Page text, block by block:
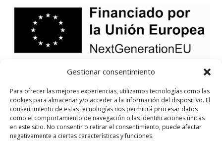
Gestionar consentimiento
Para ofrecer las mejores experiencias, utilizamos tecnologías como las
cookies para almacenar y/o acceder a la información del dispositivo. El
consentimiento de estas tecnologías nos permitirá procesar datos
como el comportamiento de navegación o las identificaciones únicas
en este sitio. No consentir o retirar el consentimiento, puede afectar
negativamente a ciertas características y funciones.